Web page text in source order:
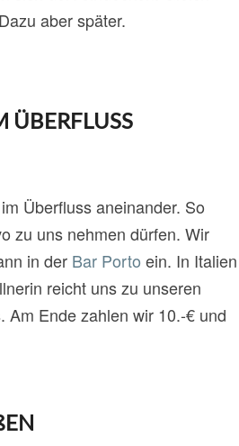
aber später.
ÜBERFLUSS
Überfluss aneinander. So
zu uns nehmen dürfen. Wir
in der Bar Porto ein. In Italien
reicht uns zu unseren
Am Ende zahlen wir 10.-€ und